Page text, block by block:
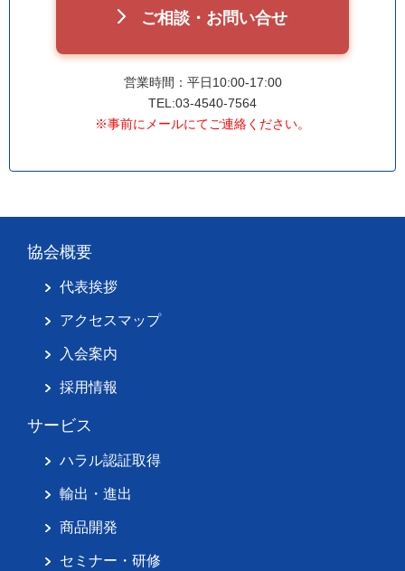
ご相談・お問い合せ
営業時間：平日10:00-17:00
TEL:03-4540-7564
※事前にメールにてご連絡ください。
協会概要
代表挨拶
アクセスマップ
入会案内
採用情報
サービス
ハラル認証取得
輸出・進出
商品開発
セミナー・研修